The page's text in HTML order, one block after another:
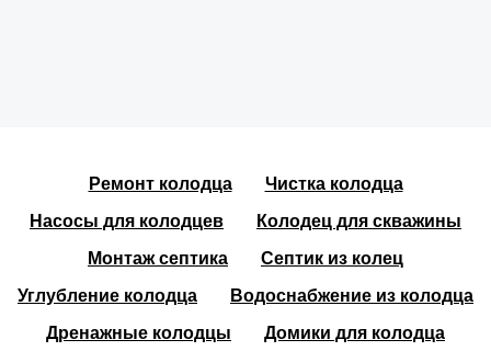
Ремонт колодца
Чистка колодца
Насосы для колодцев
Колодец для скважины
Монтаж септика
Септик из колец
Углубление колодца
Водоснабжение из колодца
Дренажные колодцы
Домики для колодца